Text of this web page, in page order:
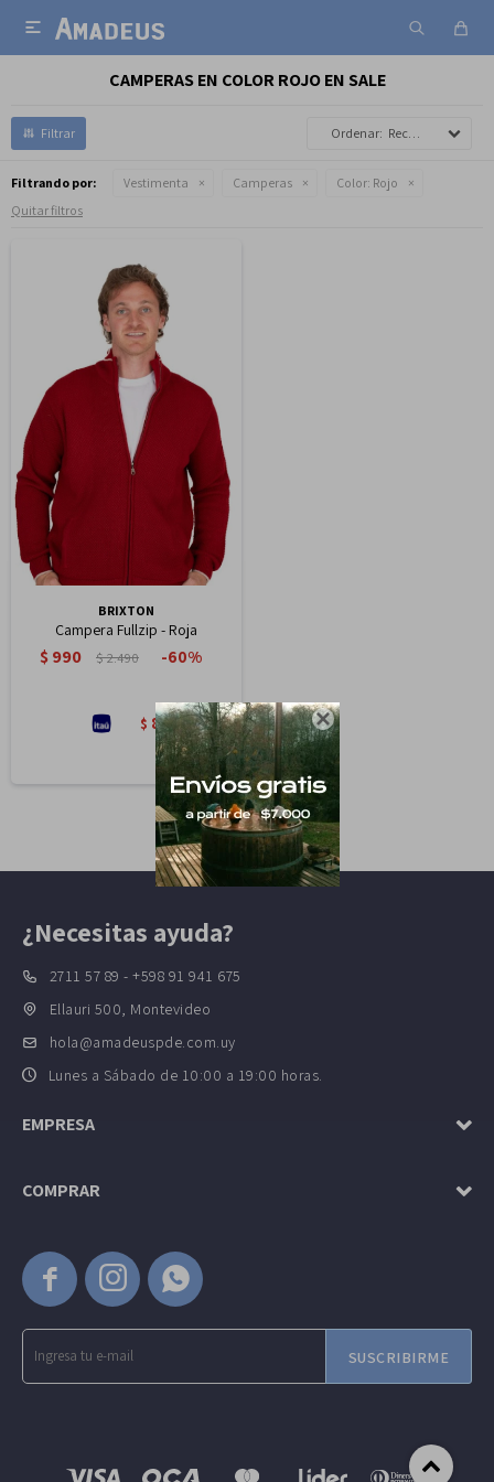


CAMPERAS EN COLOR ROJO EN SALE
Recomendados
Filtrando por: Vestimenta Camperas Color: Rojo
Quitar filtros
BRIXTON
Campera Fullzip - Roja
$990 $2.490 60
$ 842
  
SUSCRIBIRME
¿Necesitas ayuda?
2711 57 89 - +598 91 941 675
Ellauri 500, Montevideo
hola@amadeuspde.com.uy
Lunes a Sábado de 10:00 a 19:00 horas.
EMPRESA
COMPRAR